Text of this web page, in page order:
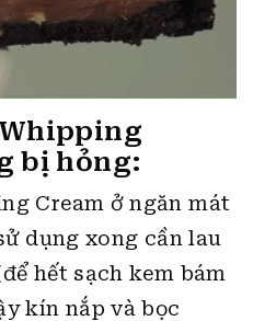
bị hỏng:
Cream ở ngăn mát
dụng xong cần lau
hết sạch kem bám
kín nắp và bọc